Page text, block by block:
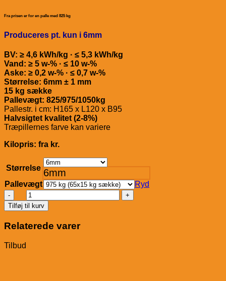
Fra prisen er for en palle med 825 kg
Produceres pt. kun i 6mm
BV: ≥ 4,6 kWh/kg · ≤ 5,3 kWh/kg
Vand: ≥ 5 w-% · ≤ 10 w-%
Aske: ≥ 0,2 w-% · ≤ 0,7 w-%
Størrelse: 6mm ± 1 mm
15 kg sække
Pallevægt: 825/975/1050kg
Pallestr. i cm: H165 x L120 x B95
Halvsigtet kvalitet (2-8%)
Træpillernes farve kan variere
Kilopris: fra kr.
Størrelse 6mm
Pallevægt
Ryd
Lava
Træpiller
-
Premium-
antal
Tilføj til kurv
Relaterede varer
Tilbud